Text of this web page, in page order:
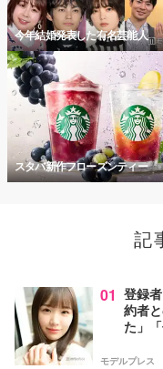
今年結婚発表した有名芸能人
スタバ新作フローズンティー
記
01 登録
約者
た」
モデルプレス